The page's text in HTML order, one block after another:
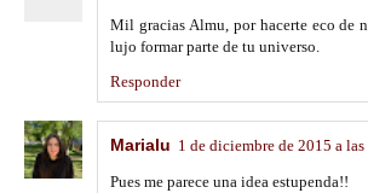
Mil gracias Almu, por hacerte eco de
lujo formar parte de tu universo.
Responder
Marialu 1 de diciembre de 2015 a
Pues me parece una idea estupenda!!